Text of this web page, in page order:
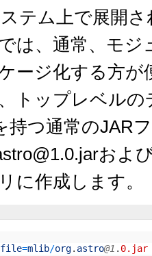
テム上で展開
は、通常、モジ
ージ化する方が
トップレベル
持つ通常のJAR
およ
に作成します。
file=mlib/org. astro@1 . 0.jar